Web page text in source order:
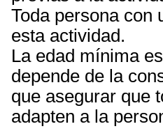
Toda persona con
esta actividad.
La edad mínima
depende de la
que asegurar que
adapten a la